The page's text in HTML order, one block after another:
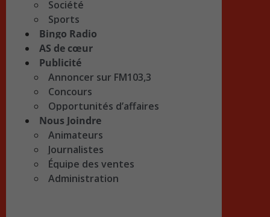
Société
Sports
Bingo Radio
AS de cœur
Publicité
Annoncer sur FM103,3
Concours
Opportunités d’affaires
Nous Joindre
Animateurs
Journalistes
Équipe des ventes
Administration